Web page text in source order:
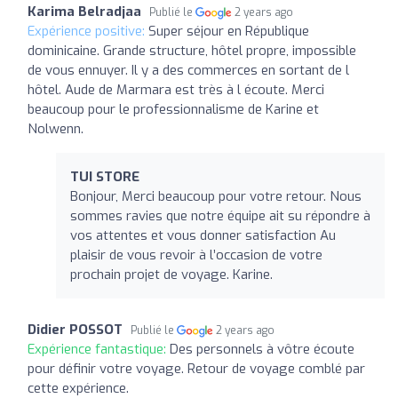
Karima Belradjaa Publié le 2 years ago
Expérience positive: Super séjour en République
dominicaine. Grande structure, hôtel propre, impossible
de vous ennuyer. Il y a des commerces en sortant de l
hôtel. Aude de Marmara est très à l écoute. Merci
beaucoup pour le professionnalisme de Karine et
Nolwenn.
TUI STORE
Bonjour, Merci beaucoup pour votre retour. Nous
sommes ravies que notre équipe ait su répondre à
vos attentes et vous donner satisfaction Au
plaisir de vous revoir à l’occasion de votre
prochain projet de voyage. Karine.
Didier POSSOT Publié le 2 years ago
Expérience fantastique: Des personnels à vôtre écoute
pour définir votre voyage. Retour de voyage comblé par
cette expérience.